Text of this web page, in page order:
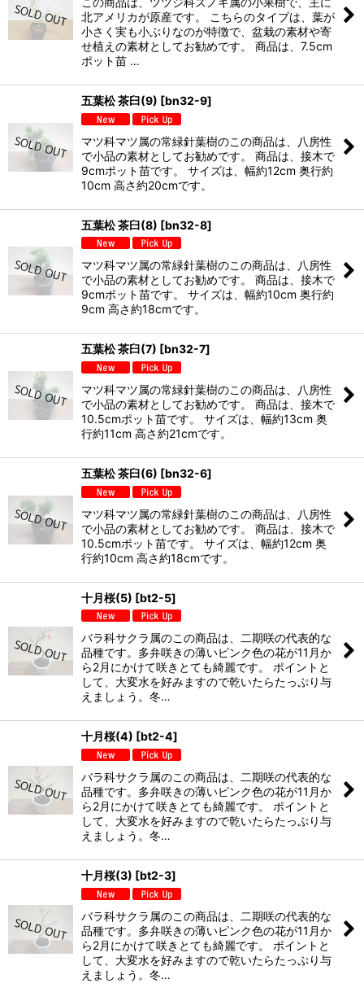
北アメリカが原産です。 こちらのタイプは、葉が
小さく実も小ぶりなのが特徴で、盆栽の素材や寄
せ植えの素材としてお勧めです。 商品は、7.5cm
ポット苗 …
五葉松 茶臼(9) [bn32-9]
マツ科マツ属の常緑針葉樹のこの商品は、八房性
で小品の素材としてお勧めです。 商品は、接木で
9cmポット苗です。 サイズは、幅約12cm 奥行約
10cm 高さ約20cmです。
五葉松 茶臼(8) [bn32-8]
マツ科マツ属の常緑針葉樹のこの商品は、八房性
で小品の素材としてお勧めです。 商品は、接木で
9cmポット苗です。 サイズは、幅約10cm 奥行約
9cm 高さ約18cmです。
五葉松 茶臼(7) [bn32-7]
マツ科マツ属の常緑針葉樹のこの商品は、八房性
で小品の素材としてお勧めです。 商品は、接木で
10.5cmポット苗です。 サイズは、幅約13cm 奥
行約11cm 高さ約21cmです。
五葉松 茶臼(6) [bn32-6]
マツ科マツ属の常緑針葉樹のこの商品は、八房性
で小品の素材としてお勧めです。 商品は、接木で
10.5cmポット苗です。 サイズは、幅約12cm 奥
行約10cm 高さ約18cmです。
十月桜(5) [bt2-5]
バラ科サクラ属のこの商品は、二期咲の代表的な
品種です。多弁咲きの薄いピンク色の花が11月か
ら2月にかけて咲きとても綺麗です。 ポイントと
して、大変水を好みますので乾いたらたっぷり与
えましょう。冬…
十月桜(4) [bt2-4]
バラ科サクラ属のこの商品は、二期咲の代表的な
品種です。多弁咲きの薄いピンク色の花が11月か
ら2月にかけて咲きとても綺麗です。 ポイントと
して、大変水を好みますので乾いたらたっぷり与
えましょう。冬…
十月桜(3) [bt2-3]
バラ科サクラ属のこの商品は、二期咲の代表的な
品種です。多弁咲きの薄いピンク色の花が11月か
ら2月にかけて咲きとても綺麗です。 ポイントと
して、大変水を好みますので乾いたらたっぷり与
えましょう。冬…